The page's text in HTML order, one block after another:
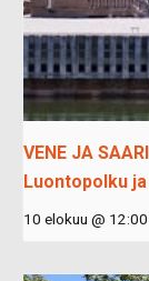
VENE JA
Luontopolku
10 elokuu @ 12:00